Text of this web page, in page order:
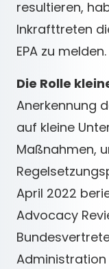
resultieren,
Inkrafttreten
EPA zu melden.
Die Rolle
Anerkennung
auf kleine
Maßnahmen,
April 2022
Advocacy
Administration